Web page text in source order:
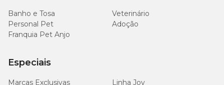
Petiscos são seguros para gatos?
Sim, desde que sejam petiscos desenvolvidos para gatos e
No Brasil, o Ministério da Agricultura e Pecuária (MAPA)
Banho e Tosa
Veterinário
Personal Pet
Adoção
Franquia Pet Anjo
Especiais
Marcas Exclusivas
Linha Joy